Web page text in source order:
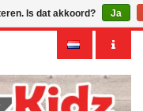
Is dat akkoord? Ja